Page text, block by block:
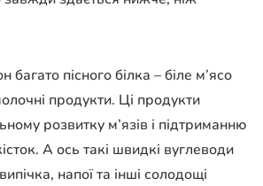
багато пісного білка – біле м’ясо
продукти. Ці продукти
розвитку м’язів і підтриманню
А ось такі швидкі вуглеводи
напої та інші солодощі